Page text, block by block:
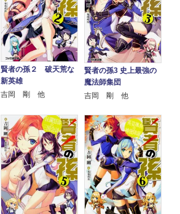
賢者の孫２ 破天荒な
新英雄
吉岡 剛 他
賢者の孫3 史上最強の
魔法師集団
吉岡 剛 他